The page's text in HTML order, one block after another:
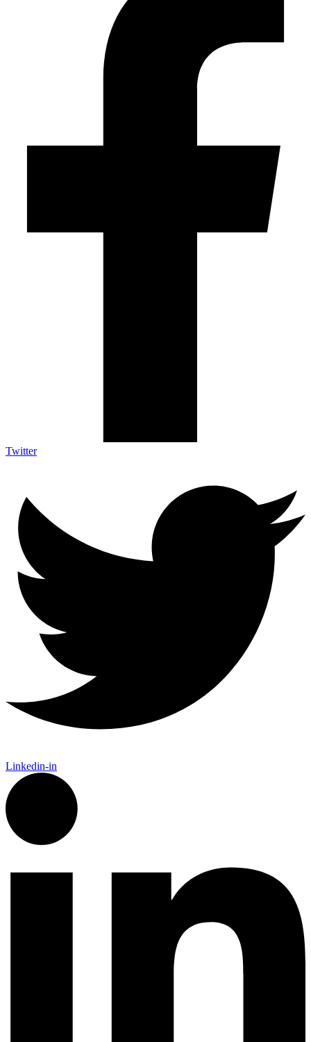
Twitter
Linkedin-in